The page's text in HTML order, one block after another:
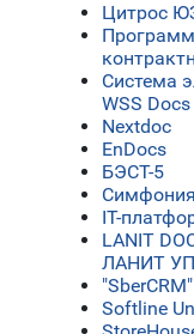
Цитрос
Система
WSS Docs
Nextdoc
EnDocs
БЭСТ-5
Симфония
IT-
LANIT
ЛАНИТ
"SberCRM"
Softline